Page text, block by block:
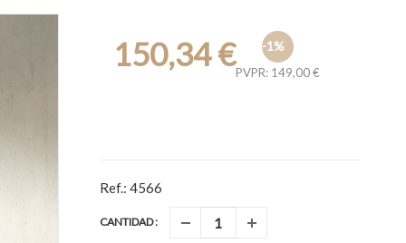
-1%
PVPR: 149,00 €
150,34 €
Ref.: 4566
CANTIDAD :